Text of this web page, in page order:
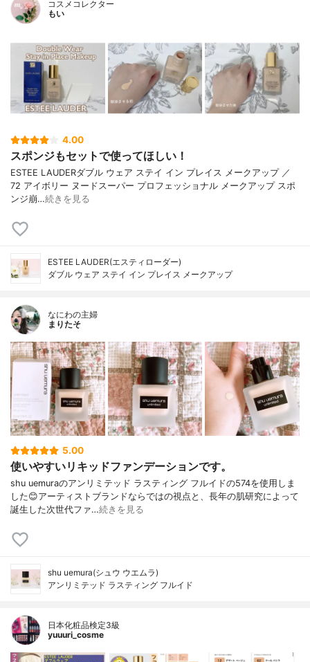
コスメコレクター
もい
4.00
スポンジもセットで使ってほしい！
ESTEE LAUDERダブル ウェア ステイ イン プレイス メークアップ ／
72 アイボリー ヌードスーパー プロフェッショナル メークアップ スポ
ンジ崩…続きを見る
ESTEE LAUDER(エスティローダー)
ダブル ウェア ステイ イン プレイス メークアップ
なにわの主婦
まりたそ
5.00
使いやすいリキッドファンデーションです。
shu uemuraのアンリミテッド ラスティング フルイドの574を使用しま
した😊アーティストブランドならではの視点と、長年の肌研究によって
誕生した次世代ファ…続きを見る
shu uemura(シュウ ウエムラ)
アンリミテッド ラスティング フルイド
日本化粧品検定3級
yuuuri_cosme